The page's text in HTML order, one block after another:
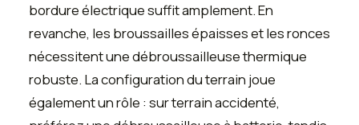
bordure électrique suffit amplement. En
revanche, les broussailles épaisses et les ronces
nécessitent une débroussailleuse thermique
robuste. La configuration du terrain joue
également un rôle : sur terrain accidenté,